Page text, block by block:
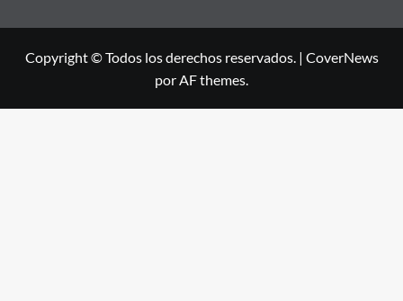
Copyright © Todos los derechos reservados. | CoverNews
por AF themes.